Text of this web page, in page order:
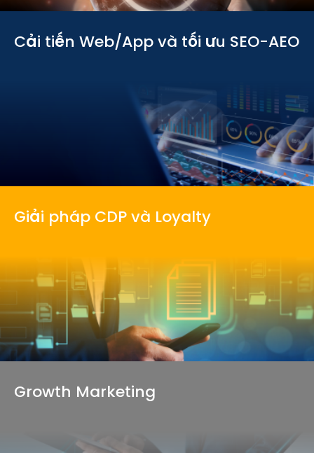
Cải tiến Web/App và tối ưu SEO-AEO
Giải pháp CDP và Loyalty
Growth Marketing